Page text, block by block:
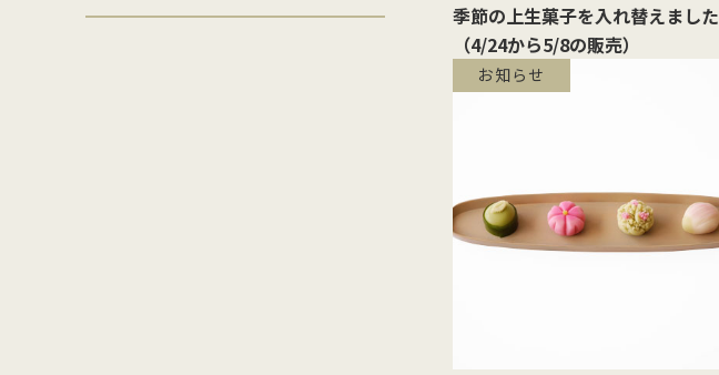
季節の上生菓子を入れ替えました
（4/24から5/8の販売）
お知らせ